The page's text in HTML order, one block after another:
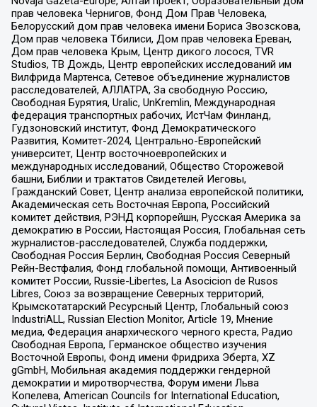
прав человека Чернигов, Фонд Дом Прав Человека,
Белорусский дом прав человека имени Бориса Звозскова,
Дом прав человека Тбилиси, Дом прав человека Ереван,
Дом прав человека Крым, Центр дикого лосося, TVR
Studios, ТВ Дождь, Центр европейских исследований им
Вилфрида Мартенса, Сетевое объединение журналистов
расследователей, АЛЛАТРА, За свободную Россию,
Свободная Бурятия, Uralic, UnKremlin, Международная
федерация транспортных рабочих, ИстЧам Финланд,
Гудзоновский институт, Фонд Демократического
Развития, Комитет-2024, Центрально-Европейский
университет, Центр восточноевропейских и
международных исследований, Общество Сторожевой
башни, Библии и трактатов Свидетелей Иеговы,
Гражданский Совет, Центр анализа европейской политики,
Академическая сеть Восточная Европа, Российский
комитет действия, РЭНД корпорейшн, Русская Америка за
демократию в России, Настоящая Россия, Глобальная сеть
журналистов-расследователей, Служба поддержки,
Свободная Россия Берлин, Свободная Россия Северный
Рейн-Вестфалия, Фонд глобальной помощи, Антивоенный
комитет России, Russie-Libertes, La Asocicion de Rusos
Libres, Союз за возвращение Северных территорий,
Крымскотатарский Ресурсный Центр, Глобальный союз
IndustriALL, Russian Election Monitor, Article 19, Мнение
медиа, Федерация анархического черного креста, Радио
Свободная Европа, Германское общество изучения
Восточной Европы, Фонд имени Фридриха Эберта, XZ
gGmbH, Мобильная академия поддержки гендерной
демократии и миротворчества, Форум имени Льва
Копелева, American Councils for International Education,